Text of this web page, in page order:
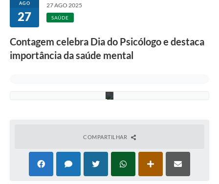
AGO
27
27 AGO 2025
SAÚDE
Contagem celebra Dia do Psicólogo e destaca
importância da saúde mental
ç
o
COMPARTILHAR